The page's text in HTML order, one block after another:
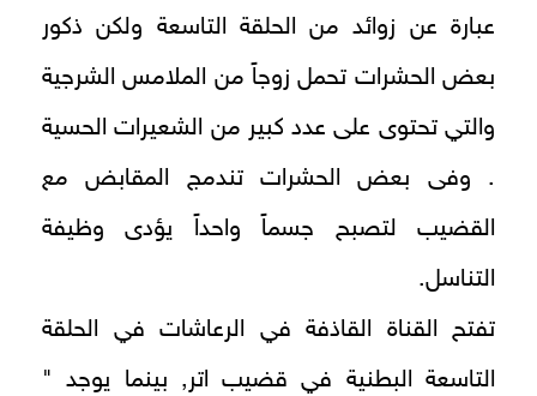
عبارة عن زوائد من الحلقة التاسعة ولكن ذكور
بعض الحشرات تحمل زوجاً من الملامس الشرجية
والتي تحتوى على عدد كبير من الشعيرات الحسية
. وفى بعض الحشرات تندمج المقابض مع
القضيب لتصبح جسماً واحداً يؤدى وظيفة
التناسل.
تفتح القناة القاذفة في الرعاشات في الحلقة
التاسعة البطنية في قضيب اتر, بينما يوجد "